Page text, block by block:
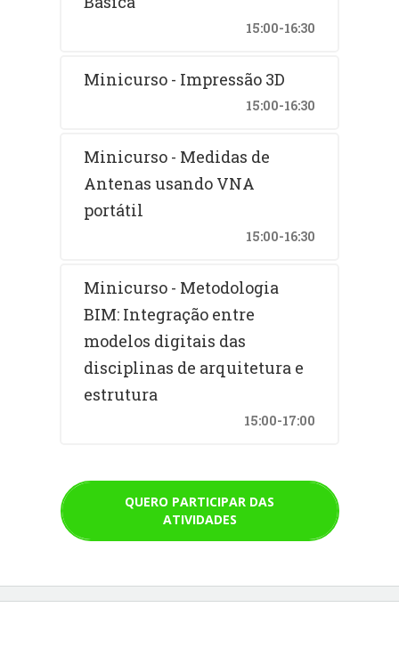
15:00-16:30
Minicurso - Impressão 3D
15:00-16:30
Minicurso - Medidas de
Antenas usando VNA
portátil
15:00-16:30
Minicurso - Metodologia
BIM: Integração entre
modelos digitais das
disciplinas de arquitetura e
estrutura
15:00-17:00
QUERO PARTICIPAR DAS
ATIVIDADES